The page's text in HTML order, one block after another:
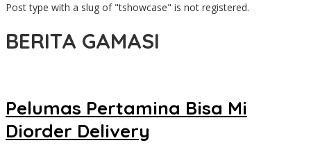
Post type with a slug of "tshowcase" is not registered.
BERITA GAMASI
Pelumas Pertamina Bisa Mi
Diorder Delivery